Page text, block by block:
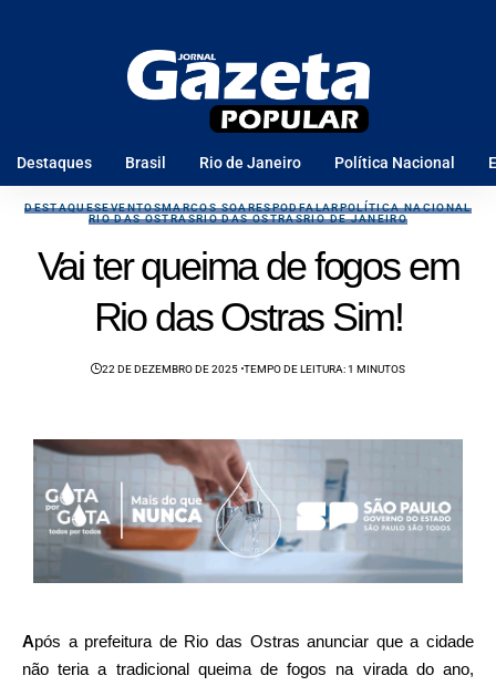
Destaques Brasil Rio de Janeiro Política Nacional
DESTAQUESEVENTOSMARCOS SOARESPODFALARPOLÍTICA NACIONAL
RIO DAS OSTRASRIO DAS OSTRASRIO DE JANEIRO
Vai ter queima de fogos em
Rio das Ostras Sim!
22 DE DEZEMBRO DE 2025 TEMPO DE LEITURA: 1 MINUTOS
Após a prefeitura de Rio das Ostras anunciar que a cidade
não teria a tradicional queima de fogos na virada do ano,